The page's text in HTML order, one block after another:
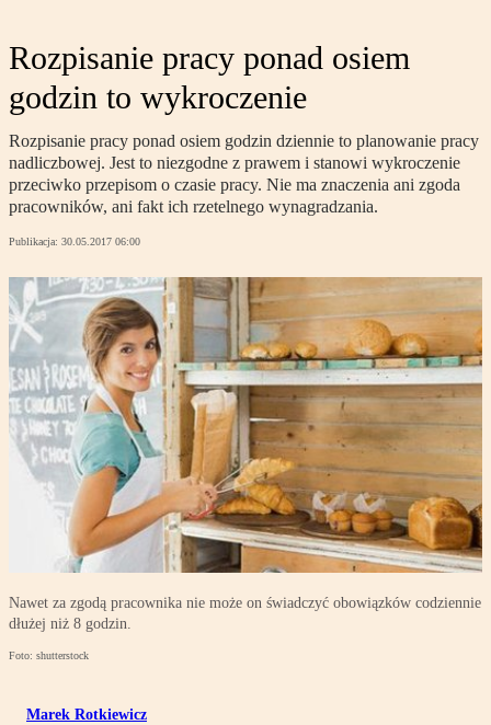
Rozpisanie pracy ponad osiem
godzin to wykroczenie
Rozpisanie pracy ponad osiem godzin dziennie to planowanie pracy
nadliczbowej. Jest to niezgodne z prawem i stanowi wykroczenie
przeciwko przepisom o czasie pracy. Nie ma znaczenia ani zgoda
pracowników, ani fakt ich rzetelnego wynagradzania.
Publikacja: 30.05.2017 06:00
Nawet za zgodą pracownika nie może on świadczyć obowiązków codziennie
dłużej niż 8 godzin.
Foto: shutterstock
Marek Rotkiewicz